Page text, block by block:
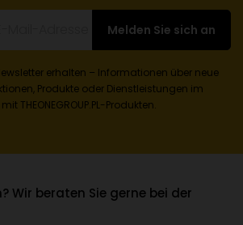
Melden Sie sich an
erhalten – Informationen über neue
Produkte oder Dienstleistungen im
THEONEGROUP.PL-Produkten.
Wir beraten Sie gerne bei der